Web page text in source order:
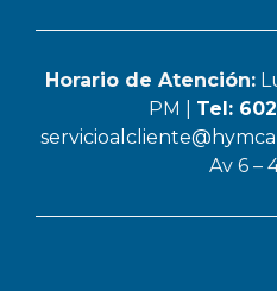
Horario de Atención:
PM | Tel:
Av 6 –